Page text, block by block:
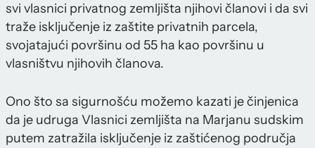
svi vlasnici privatnog zemljišta njihovi članovi i da svi
traže isključenje iz zaštite privatnih parcela,
svojatajući površinu od 55 ha kao površinu u
vlasništvu njihovih članova.
Ono što sa sigurnošću možemo kazati je činjenica
da je udruga Vlasnici zemljišta na Marjanu sudskim
putem zatražila isključenje iz zaštićenog područja